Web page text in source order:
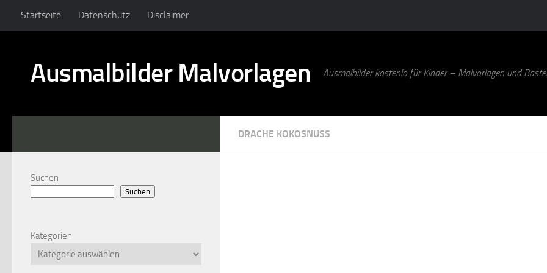
Startseite Datenschutz Disclaimer
Ausmalbilder Malvorlagen Ausmalbilder kostenlo für Kinder – Malvorlagen und
DRACHE KOKOSNUSS
Suchen
Suchen
Kategorien